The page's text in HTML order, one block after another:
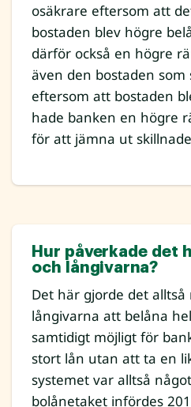
osäkrare eftersom att
bostaden blev högre
därför också en högre
även den bostaden
eftersom att bostaden
hade banken en högre
för att jämna ut
Hur påverkade det
och långivarna?
Det här gjorde det
långivarna att belåna
samtidigt möjligt för
stort lån utan att ta en
systemet var alltså
bolånetaket infördes